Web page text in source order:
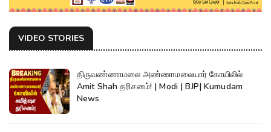
VIDEO STORIES
திருவண்ணாமலை அண்ணாமலையார் கோயிலில்
Amit Shah தரிசனம்! | Modi | BJP| Kumudam
News